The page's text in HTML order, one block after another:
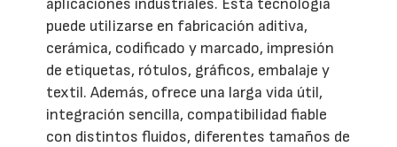
aplicaciones industriales. Esta tecnología
puede utilizarse en fabricación aditiva,
cerámica, codificado y marcado, impresión
de etiquetas, rótulos, gráficos, embalaje y
textil. Además, ofrece una larga vida útil,
integración sencilla, compatibilidad fiable
con distintos fluidos, diferentes tamaños de